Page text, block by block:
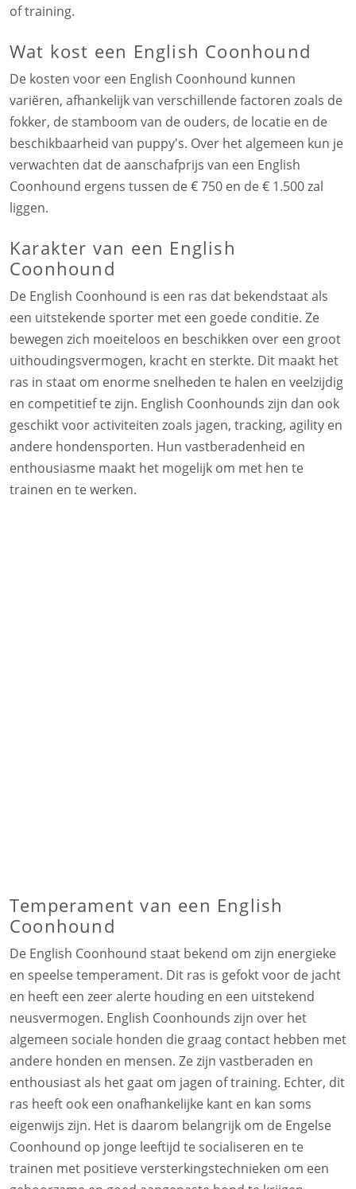
of training.
Wat kost een English Coonhound
De kosten voor een English Coonhound kunnen
variëren, afhankelijk van verschillende factoren zoals de
fokker, de stamboom van de ouders, de locatie en de
beschikbaarheid van puppy's. Over het algemeen kun je
verwachten dat de aanschafprijs van een English
Coonhound ergens tussen de € 750 en de € 1.500 zal
liggen.
Karakter van een English
Coonhound
De English Coonhound is een ras dat bekendstaat als
een uitstekende sporter met een goede conditie. Ze
bewegen zich moeiteloos en beschikken over een groot
uithoudingsvermogen, kracht en sterkte. Dit maakt het
ras in staat om enorme snelheden te halen en veelzijdig
en competitief te zijn. English Coonhounds zijn dan ook
geschikt voor activiteiten zoals jagen, tracking, agility en
andere hondensporten. Hun vastberadenheid en
enthousiasme maakt het mogelijk om met hen te
trainen en te werken.
Temperament van een English
Coonhound
De English Coonhound staat bekend om zijn energieke
en speelse temperament. Dit ras is gefokt voor de jacht
en heeft een zeer alerte houding en een uitstekend
neusvermogen. English Coonhounds zijn over het
algemeen sociale honden die graag contact hebben met
andere honden en mensen. Ze zijn vastberaden en
enthousiast als het gaat om jagen of training. Echter, dit
ras heeft ook een onafhankelijke kant en kan soms
eigenwijs zijn. Het is daarom belangrijk om de Engelse
Coonhound op jonge leeftijd te socialiseren en te
trainen met positieve versterkingstechnieken om een